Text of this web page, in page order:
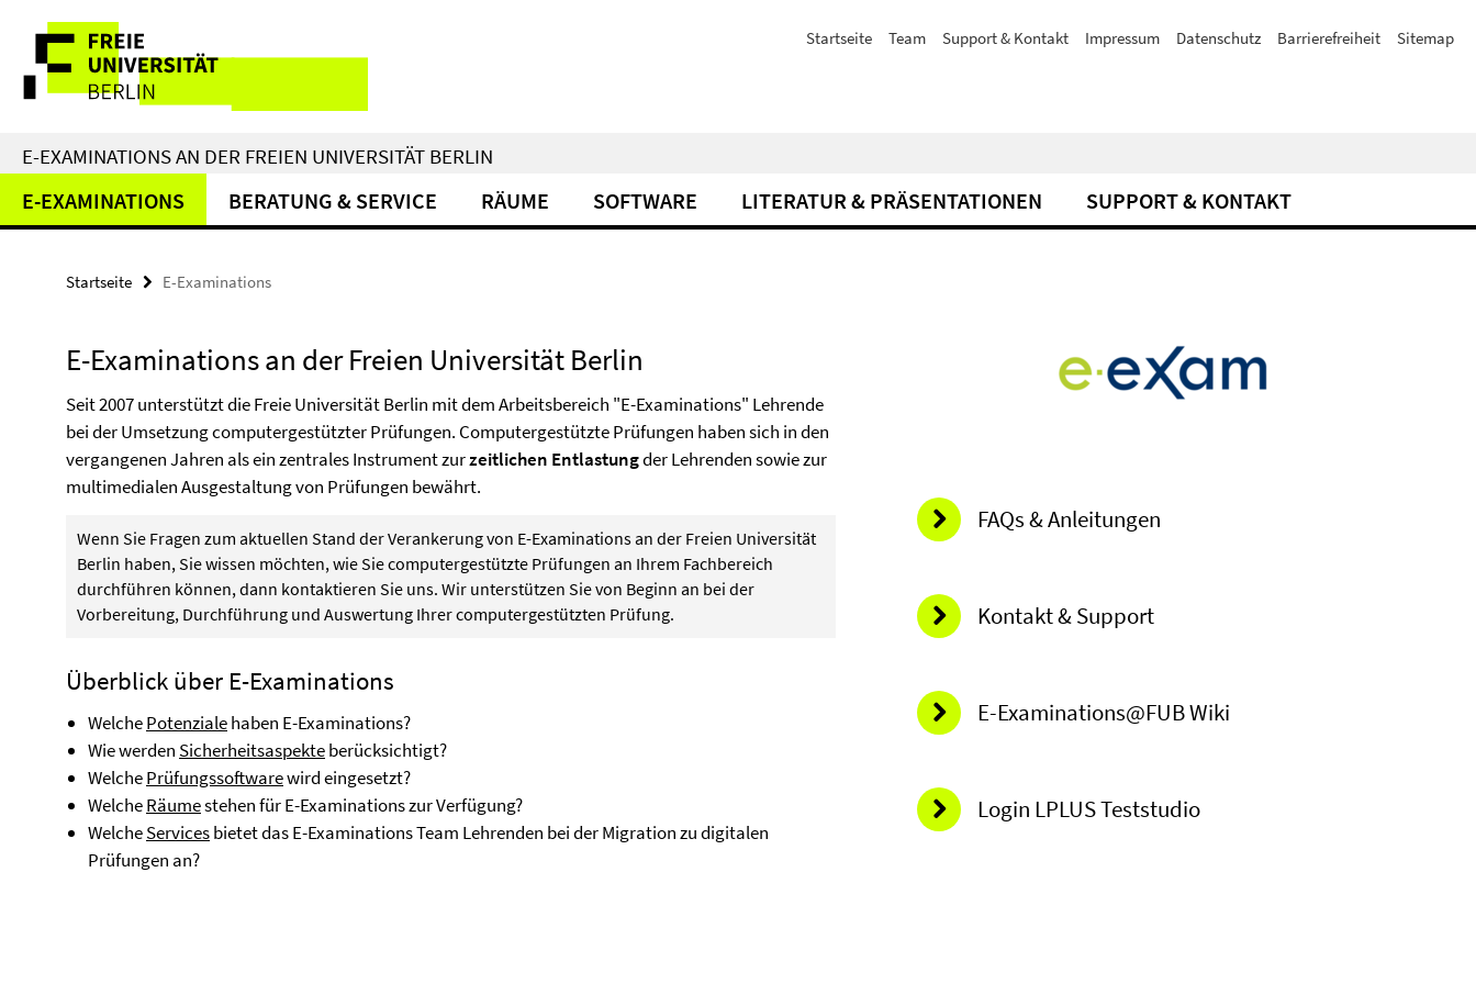
direkt
Inhalt
Service-
Navigation
Startseite Team Support & Kontakt Impressum Datenschutz Barrierefreiheit Sitemap
E-EXAMINATIONS AN DER FREIEN UNIVERSITÄT BERLIN
E-EXAMINATIONS BERATUNG & SERVICE RÄUME SOFTWARE LITERATUR & PRÄSENTATIONEN SUPPORT & KONTAKT
Startseite E-Examinations
E-Examinations an der Freien Universität Berlin
Seit 2007 unterstützt die Freie Universität Berlin mit dem Arbeitsbereich "E-Examinations" Lehrende
bei der Umsetzung computergestützter Prüfungen. Computergestützte Prüfungen haben sich in den
vergangenen Jahren als ein zentrales Instrument zurzeitlichen Entlastungder Lehrenden sowie zur
multimedialen Ausgestaltung von Prüfungen bewährt.
Wenn Sie Fragen zum aktuellen Stand der Verankerung von E-Examinations an der Freien Universität
Berlin haben, Sie wissen möchten, wie Sie computergestützte Prüfungen an Ihrem Fachbereich
durchführen können, dann kontaktieren Sie uns. Wir unterstützen Sie von Beginn an bei der
Vorbereitung, Durchführung und Auswertung Ihrer computergestützten Prüfung.
Überblick über E-Examinations
WelchePotenzialehaben E-Examinations?
Wie werden Sicherheitsaspekteberücksichtigt?
WelchePrüfungssoftwarewird eingesetzt?
WelcheRäumestehen für E-Examinations zur Verfügung?
WelcheServicesbietet das E-Examinations Team Lehrenden bei der Migration zu digitalen
Prüfungen an?
FAQs & Anleitungen
Kontakt & Support
E-Examinations@FUB Wiki
Login LPLUS Teststudio